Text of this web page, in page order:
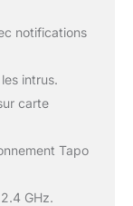
notifications
intrus.
carte
Tapo
GHz.